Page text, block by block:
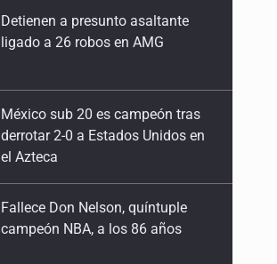
Detienen a presunto asaltante
ligado a 26 robos en AMG
México sub 20 es campeón tras
derrotar 2-0 a Estados Unidos en
el Azteca
Fallece Don Nelson, quíntuple
campeón NBA, a los 86 años